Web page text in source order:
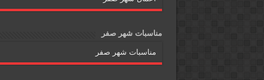
مناسبات شهر صفر
مناسبات شهر صفر